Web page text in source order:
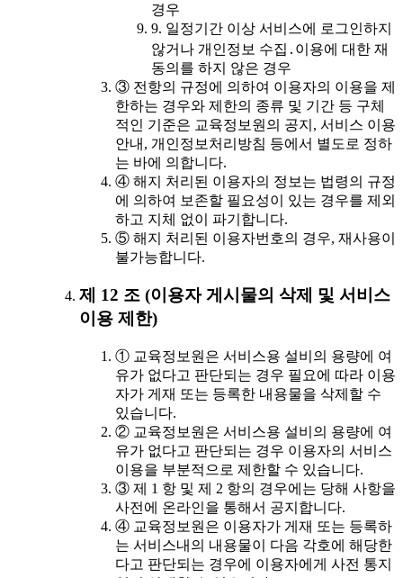
경우
9. 일정기간 이상 서비스에 로그인하지
않거나 개인정보 수집․이용에 대한 재
동의를 하지 않은 경우
③ 전항의 규정에 의하여 이용자의 이용을 제
한하는 경우와 제한의 종류 및 기간 등 구체
적인 기준은 교육정보원의 공지, 서비스 이용
안내, 개인정보처리방침 등에서 별도로 정하
는 바에 의합니다.
④ 해지 처리된 이용자의 정보는 법령의 규정
에 의하여 보존할 필요성이 있는 경우를 제외
하고 지체 없이 파기합니다.
⑤ 해지 처리된 이용자번호의 경우, 재사용이
불가능합니다.
제 12 조 (이용자 게시물의 삭제 및 서비스
이용 제한)
① 교육정보원은 서비스용 설비의 용량에 여
유가 없다고 판단되는 경우 필요에 따라 이용
자가 게재 또는 등록한 내용물을 삭제할 수
있습니다.
② 교육정보원은 서비스용 설비의 용량에 여
유가 없다고 판단되는 경우 이용자의 서비스
이용을 부분적으로 제한할 수 있습니다.
③ 제 1 항 및 제 2 항의 경우에는 당해 사항을
사전에 온라인을 통해서 공지합니다.
④ 교육정보원은 이용자가 게재 또는 등록하
는 서비스내의 내용물이 다음 각호에 해당한
다고 판단되는 경우에 이용자에게 사전 통지